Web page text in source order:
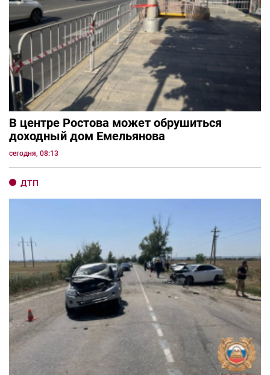
В центре Ростова может обрушиться
доходный дом Емельянова
сегодня, 08:13
ДТП